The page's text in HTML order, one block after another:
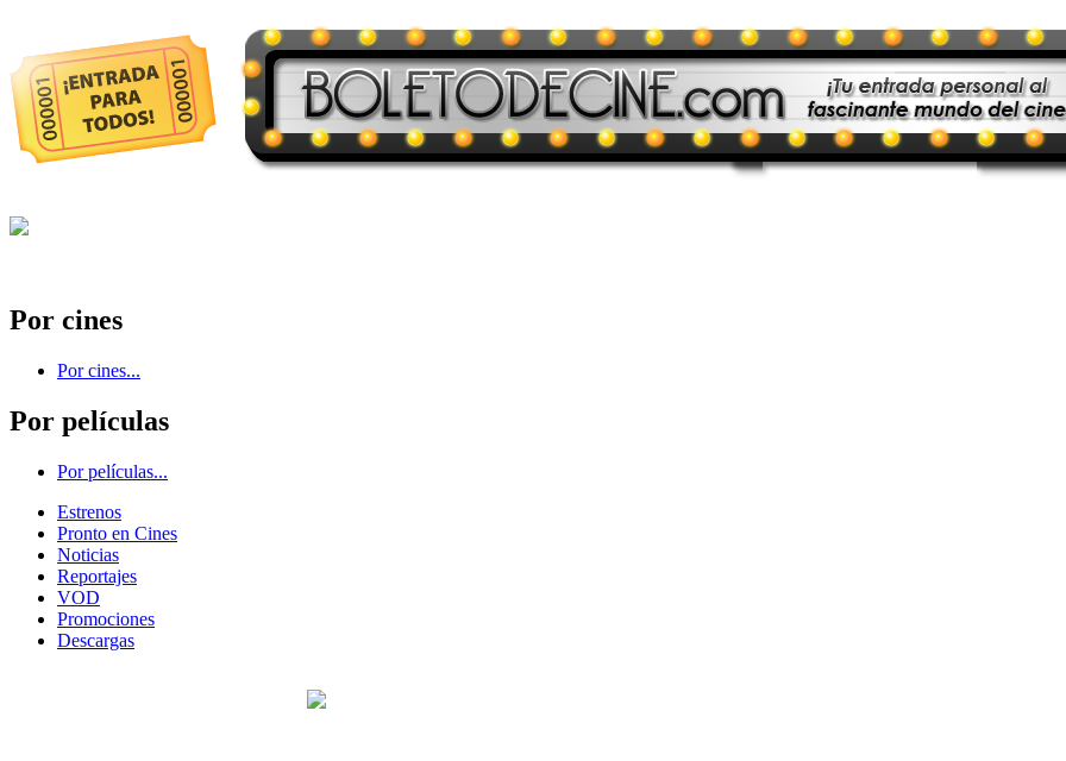
Por cines
Por cines...
Por películas
Por películas...
Estrenos
Pronto en Cines
Noticias
Reportajes
VOD
Promociones
Descargas